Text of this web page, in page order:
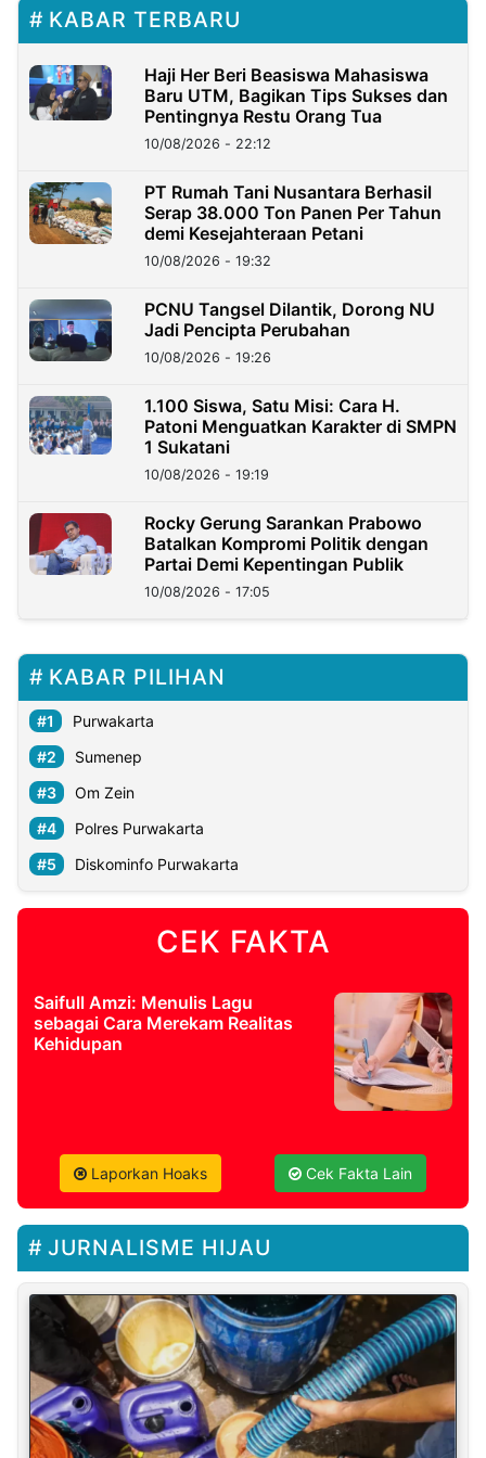
KABAR TERBARU
Haji Her Beri Beasiswa Mahasiswa
Baru UTM, Bagikan Tips Sukses dan
Pentingnya Restu Orang Tua
10/08/2026 - 22:12
PT Rumah Tani Nusantara Berhasil
Serap 38.000 Ton Panen Per Tahun
demi Kesejahteraan Petani
10/08/2026 - 19:32
PCNU Tangsel Dilantik, Dorong NU
Jadi Pencipta Perubahan
10/08/2026 - 19:26
1.100 Siswa, Satu Misi: Cara H.
Patoni Menguatkan Karakter di SMPN
1 Sukatani
10/08/2026 - 19:19
Rocky Gerung Sarankan Prabowo
Batalkan Kompromi Politik dengan
Partai Demi Kepentingan Publik
10/08/2026 - 17:05
KABAR PILIHAN
Purwakarta
Sumenep
Om Zein
Polres Purwakarta
Diskominfo Purwakarta
CEK FAKTA
Saifull Amzi: Menulis Lagu
sebagai Cara Merekam Realitas
Kehidupan
Laporkan Hoaks Cek Fakta Lain
JURNALISME HIJAU